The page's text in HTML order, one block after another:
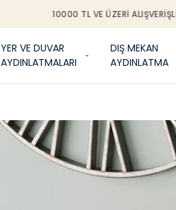
10000 TL VE ÜZERI
YER VE DUVAR
AYDINLATMALARI
DIŞ MEKAN
AYDINLATMA